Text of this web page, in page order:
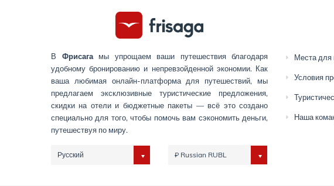
В Фрисагамы упрощаем ваши путешествия благодаря
удобному бронированию и непревзойденной экономии. Как
ваша любимая онлайн-платформа для путешествий, мы
предлагаем эксклюзивные туристические предложения,
скидки на отели и бюджетные пакеты — всё это создано
специально для того, чтобы помочь вам сэкономить деньги,
путешествуя по миру.
Русский ₽ Russian RUBL
Места для
Условия
Наша